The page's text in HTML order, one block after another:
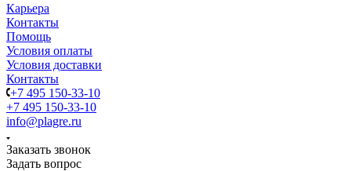
Карьера
Контакты
Помощь
Условия оплаты
Условия доставки
Контакты
+7 495 150-33-10
+7 495 150-33-10
info@plagre.ru
Заказать звонок
Задать вопрос